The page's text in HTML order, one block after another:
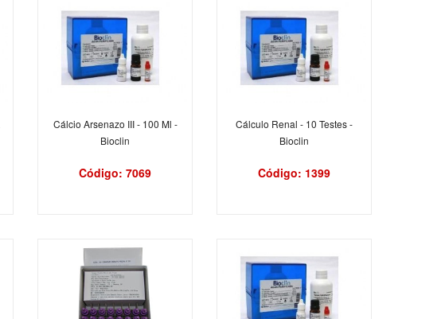
Cálcio Arsenazo III - 100 Ml -
Bioclin
Código: 7069
Cálculo Renal - 10 Testes -
Bioclin
Código: 1399